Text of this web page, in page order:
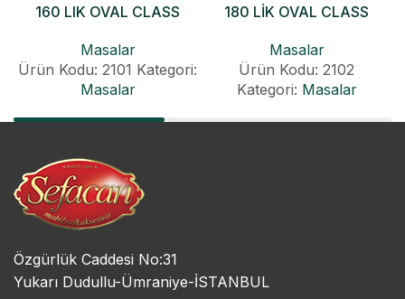
160 LIK OVAL CLASS
Masalar
Ürün Kodu: 2101 Kategori:
Masalar
180 LİK OVAL CLASS
Masalar
Ürün Kodu: 2102
Kategori: Masalar
Özgürlük Caddesi No:31
Yukarı Dudullu-Ümraniye-İSTANBUL